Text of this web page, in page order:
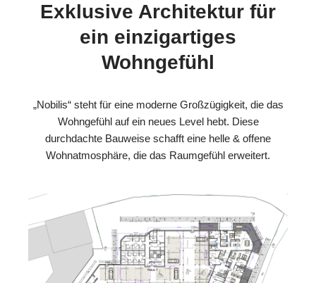
Exklusive Architektur für
ein einzigartiges
Wohngefühl
„Nobilis“ steht für eine moderne Großzügigkeit, die das
Wohngefühl auf ein neues Level hebt. Diese
durchdachte Bauweise schafft eine helle & offene
Wohnatmosphäre, die das Raumgefühl erweitert.